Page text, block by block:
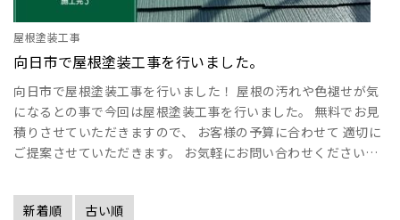
屋根塗装工事
向日市で屋根塗装工事を行いました。
向日市で屋根塗装工事を行いました！ 屋根の汚れや色褪せが気
になるとの事で今回は屋根塗装工事を行いました。 無料でお見
積りさせていただきますので、 お客様の予算に合わせて 適切に
ご提案させていただきます。 お気軽にお問い合わせください！
事現場レポート ･･･
新着順
古い順